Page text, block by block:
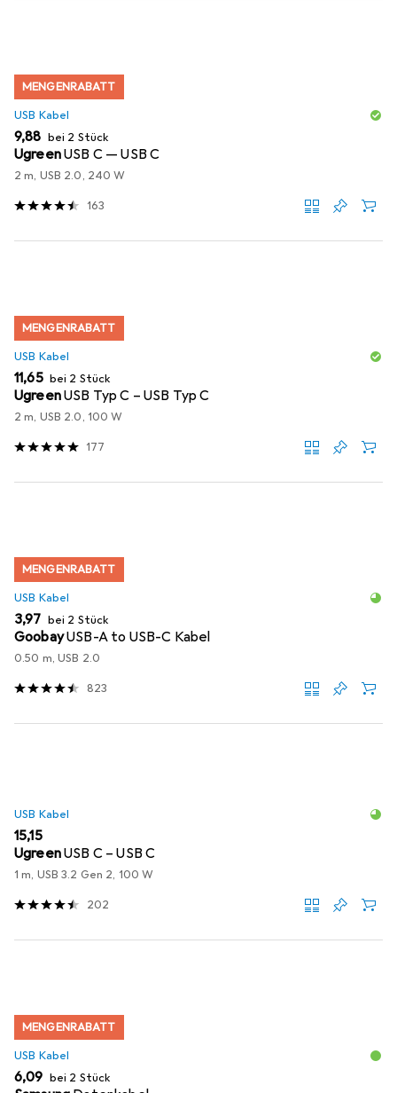
MENGENRABATT
USB Kabel
EUR
9,88 bei 2 Stück
UgreenUSB C — USB C
2 m, USB 2.0, 240 W
163
MENGENRABATT
USB Kabel
EUR
11,65 bei 2 Stück
UgreenUSB Typ C – USB Typ C
2 m, USB 2.0, 100 W
177
MENGENRABATT
USB Kabel
EUR
3,97 bei 2 Stück
GoobayUSB-A to USB-C Kabel
0.50 m, USB 2.0
823
USB Kabel
EUR
15,15
UgreenUSB C – USB C
1 m, USB 3.2 Gen 2, 100 W
202
MENGENRABATT
USB Kabel
EUR
6,09 bei 2 Stück